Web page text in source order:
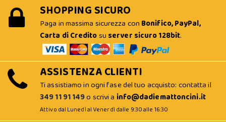
SHOPPING SICURO
Paga in massima sicurezza con Bonifico, PayPal,
Carta di Creditosu server sicuro 128bit.
ASSISTENZA CLIENTI
Ti assistiamo in ogni fase del tuo acquisto: contatta il
349 11 91 149o scrivi a info@dadiemattoncini.it
Attivo dal Lunedì al Venerdì dalle 9:30 alle 16:30